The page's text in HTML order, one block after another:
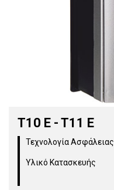
T10 E - T11 E
Τεχνολογία Ασφάλειας
Υλικό Κατασκευής